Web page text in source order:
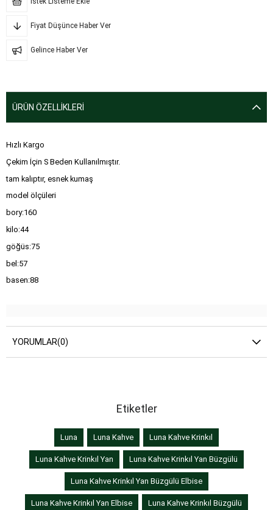
Fiyat Düşünce Haber Ver
Gelince Haber Ver
ÜRÜN ÖZELLIKLERI
Hızlı Kargo
Çekim İçin S Beden Kullanılmıştır.
tam kalıptır, esnek kumaş
model ölçüleri
bory:160
kilo:44
göğüs:75
bel:57
basen:88
YORUMLAR(0)
Etiketler
Luna Luna Kahve Luna Kahve Krinkıl
Luna Kahve Krinkıl Yan Luna Kahve Krinkıl Yan Büzgülü
Luna Kahve Krinkıl Yan Büzgülü Elbise
Luna Kahve Krinkıl Yan Elbise Luna Kahve Krinkıl Büzgülü